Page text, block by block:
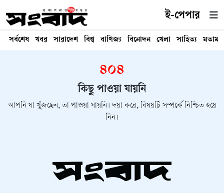
ই-পেপার
সর্বশেষ খবর সারাদেশ বিশ্ব বাণিজ্য বিনোদন খেলা সাহিত্য মতামত
৪০৪
কিছু পাওয়া যায়নি
আপনি যা খুঁজছেন, তা পাওয়া যায়নি। দয়া করে, বিষয়টি সম্পর্কে নিশ্চিত হয়ে
নিন।